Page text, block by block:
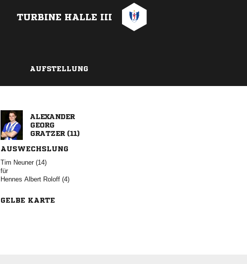
TURBINE HALLE III
AUFSTELLUNG


 
AUSWECHSLUNG
  
für
   
GELBE KARTE